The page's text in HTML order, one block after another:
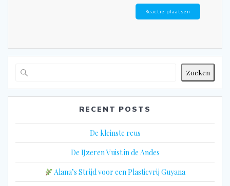
Zoeken
RECENT POSTS
De kleinste reus
De IJzeren Vuist in de Andes
Alana’s Strijd voor een Plasticvrij Guyana